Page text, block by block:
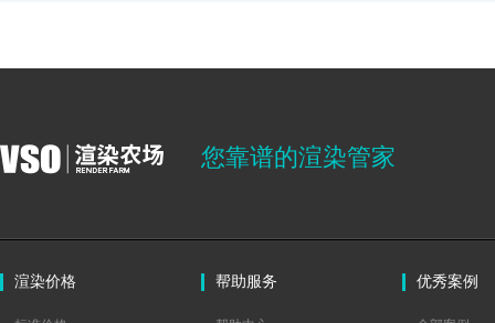
您靠谱的渲染管家
渲染价格 帮助服务 优秀案例